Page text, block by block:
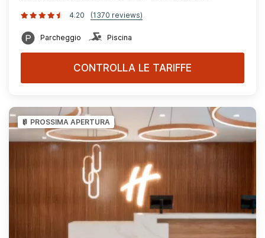
4.20 (1370 reviews)
Parcheggio Piscina
CONTROLLA LE TARIFFE
PROSSIMA APERTURA